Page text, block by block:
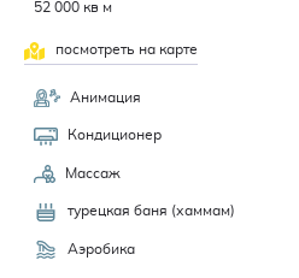
52 000 кв м
посмотреть на карте
Анимация
Кондиционер
Массаж
турецкая баня (хаммам)
Аэробика